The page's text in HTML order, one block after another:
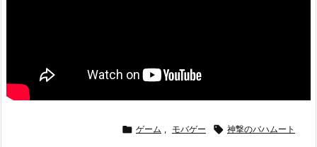
 ゲーム , モバゲー  神撃のバハムート